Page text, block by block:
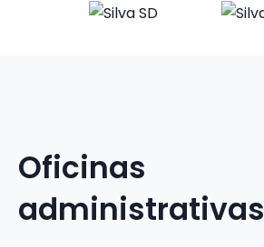
Oficinas
administrativas